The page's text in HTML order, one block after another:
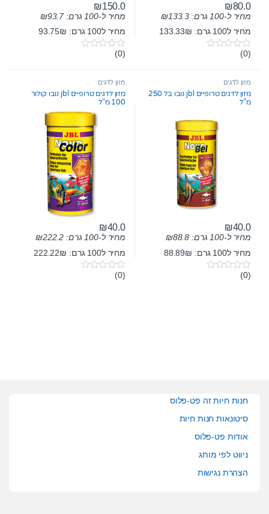
₪80.0
מחיר ל-100 גרם: ₪133.3
מחיר ל100 גרם: 133.33₪
0
t
f
5
(0)
₪150.0
מחיר ל-100 גרם: ₪93.7
מחיר ל100 גרם: 93.75₪
0
t
f
5
(0)
מזון לדגים
מזון לדגים טרופיים jbl נובו בל 250
מ”ל
₪40.0
מחיר ל-100 גרם: ₪88.8
מחיר ל100 גרם: 88.89₪
0(0)
מזון לדגים
מזון לדגים טרופיים jbl נובו קולור
100 מ”ל
₪40.0
מחיר ל-100 גרם: ₪222.2
מחיר ל100 גרם: 222.22₪
0(0)
חנות חיות זה פט-פלוס
סיטונאות חנות חיות
אודות פט-פלוס
ניווט לפי מותג
הצהרת נגישות